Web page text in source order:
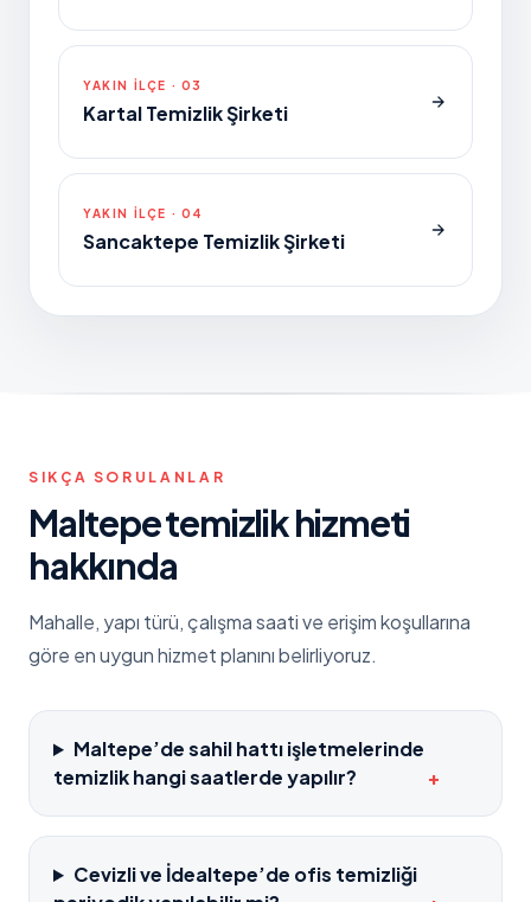
YAKIN ILÇE · 03
Kartal Temizlik Şirketi
YAKIN ILÇE · 04
Sancaktepe Temizlik Şirketi
SIKÇA SORULANLAR
Maltepetemizlik hizmeti
hakkında
Mahalle, yapı türü, çalışma saati ve erişim koşullarına
göre en uygun hizmet planını belirliyoruz.
Maltepe’de sahil hattı işletmelerinde
temizlik hangi saatlerde yapılır?
+
Cevizli ve İdealtepe’de ofis temizliği